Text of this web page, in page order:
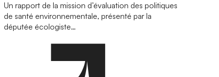
Un rapport de la mission d’évaluation des politiques
de santé environnementale, présenté par la
députée écologiste…